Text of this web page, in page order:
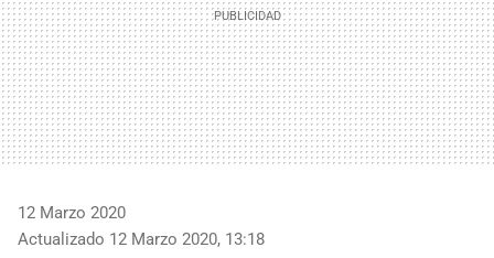
12 Marzo 2020
Actualizado 12 Marzo 2020, 13:18